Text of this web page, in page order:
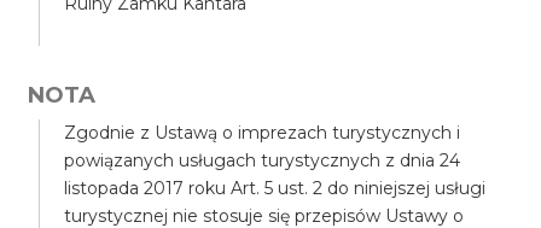
NOTA
Zgodnie z Ustawą o imprezach turystycznych i
powiązanych usługach turystycznych z dnia 24
listopada 2017 roku Art. 5 ust. 2 do niniejszej usługi
turystycznej nie stosuje się przepisów Ustawy o